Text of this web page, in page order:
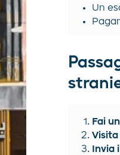
Un
Fai
Visita
Invia